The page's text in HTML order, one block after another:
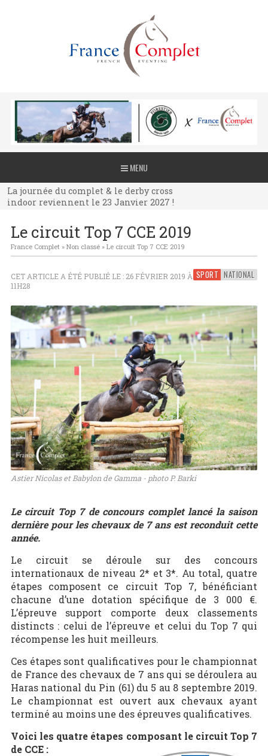
MENU
La journée du complet & le derby cross
indoor reviennent le 23 Janvier 2027 !
La journée du complet & le derby cross
indoor reviennent le 23 Janvier 2027 !
indoor reviennent le 23 Janvier 2027 !
Le circuit Top 7 CCE 2019
France Complet» Non classé» Le circuit Top 7 CCE 2019
SPORT NATIONAL
CET ARTICLE A ÉTÉ PUBLIÉ LE : 26 FÉVRIER 2019 À
11H28
Astier Nicolas et Babylon de Gamma - photo P. Barki
Le circuit Top 7 de concours complet lancé la saison
dernière pour les chevaux de 7 ans est reconduit cette
année.
Le circuit se déroule sur des concours
internationaux de niveau 2* et 3*. Au total, quatre
étapes composent ce circuit Top 7, bénéficiant
chacune d’une dotation spécifique de 3 000 €.
L’épreuve support comporte deux classements
distincts : celui de l’épreuve et celui du Top 7 qui
récompense les huit meilleurs.
Ces étapes sont qualificatives pour le championnat
de France des chevaux de 7 ans qui se déroulera au
Haras national du Pin (61) du 5 au 8 septembre 2019.
Le championnat est ouvert aux chevaux ayant
terminé au moins une des épreuves qualificatives.
Voici les quatre étapes composant le circuit Top 7
de CCE :